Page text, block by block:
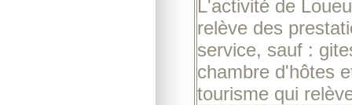
L'activité de
relève des
service, sauf :
chambre d'hôtes
tourisme qui